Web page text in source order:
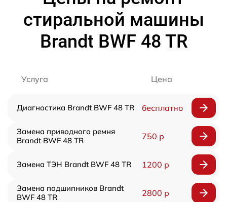
стиральной машины
Brandt BWF 48 TR
Услуга Цена
Диагностика Brandt BWF 48 TR бесплатно
Замена приводного ремня
Brandt BWF 48 TR
750 р
Замена ТЭН Brandt BWF 48 TR 1200 р
Замена подшипников Brandt
BWF 48 TR
2800 р